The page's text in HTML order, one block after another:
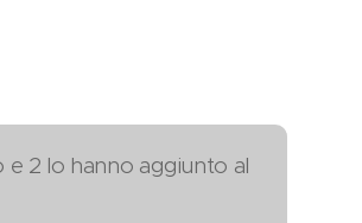
2 lo hanno aggiunto al